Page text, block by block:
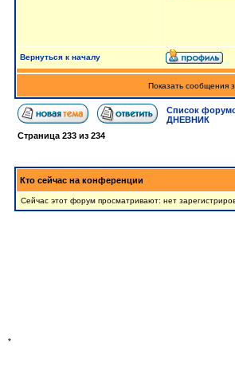
Вернуться к началу
Показать сообщения
Список
ДНЕВНИК
Страница 233 из 234
Кто сейчас на конференции
Сейчас этот форум просматривают: нет
*